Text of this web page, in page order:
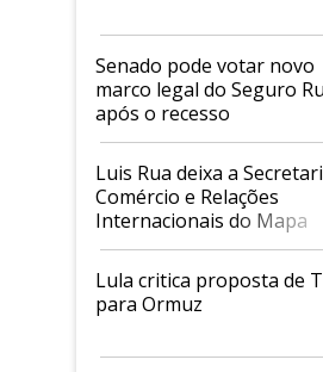
Senado pode votar novo
marco legal do Seguro
após o recesso
Luis Rua deixa a
Comércio e Relações
Internacionais do Mapa
Lula critica proposta de
para Ormuz